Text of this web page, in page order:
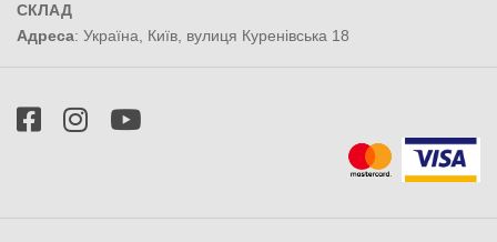
СКЛАД
Адреса: Україна Київ вулиця Куренівська 18